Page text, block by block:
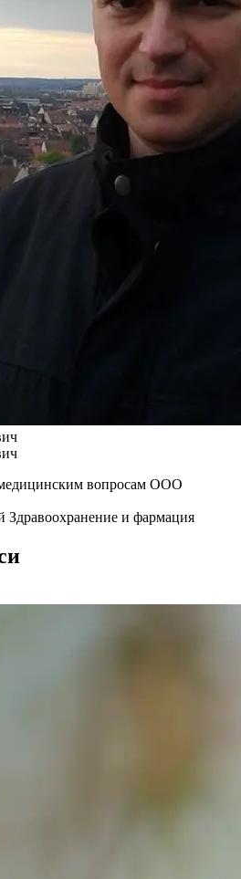
вопросам ООО
Здравоохранение и фармация